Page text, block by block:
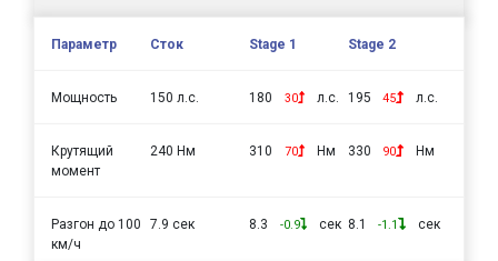
Параметр Сток Stage 1 Stage 2
Мощность 150 л.с. 180 30 л.с. 195 45 л.с.
Крутящий
момент
240 Нм 310 70 Нм 330 90 Нм
Разгон до 100
км/ч
7.9 сек 8.3 -0.9 сек 8.1 -1.1 сек